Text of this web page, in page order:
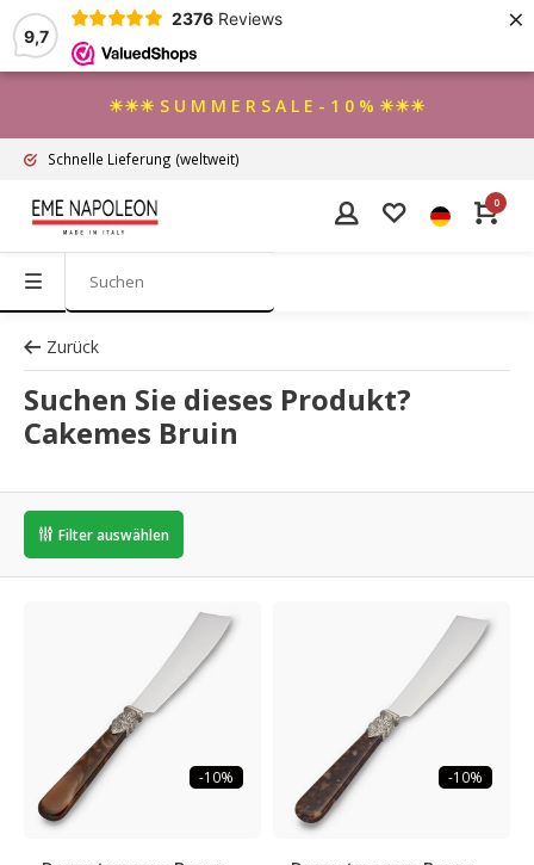
9,7
2376 Reviews ×
☀☀☀ S U M M E R S A L E - 1 0 % ☀☀☀
Schnelle Lieferung (weltweit)
0
Zurück
Suchen Sie dieses Produkt?
Cakemes Bruin
Filter auswählen
-10% -10%